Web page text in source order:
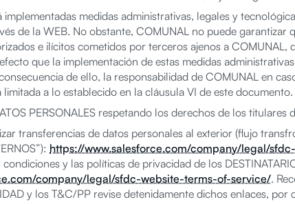
medidas administrativas, legales y
de la WEB. No obstante, COMUNAL no puede garantizar
e ilícitos cometidos por terceros ajenos a
que la implementación de estas medidas
de ello, la responsabilidad de COMUNAL en
a lo establecido en la cláusula VI de este documento.
PERSONALES respetando los derechos de los titulares
transferencias de datos personales al exterior (flujo
https://www.salesforce.com/company/legal/
y las políticas de privacidad de los
company/legal/sfdc-website-terms-of-service/.
y los T&C/PP revise detenidamente dichos enlaces,